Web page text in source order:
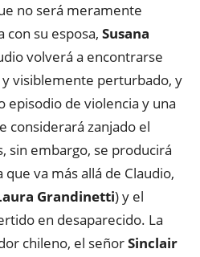
no será meramente
con su esposa, Susana
volverá a encontrarse
visiblemente perturbado, y
episodio de violencia y una
considerará zanjado el
sin embargo, se producirá
va más allá de Claudio,
Grandinetti) y el
en desaparecido. La
chileno, el señorSinclair